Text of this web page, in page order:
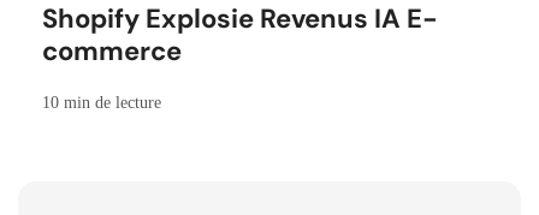
Shopify Explosie Revenus IA E-
commerce
10 min de lecture